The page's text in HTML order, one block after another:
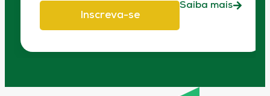
Inscreva-se
Saiba mais